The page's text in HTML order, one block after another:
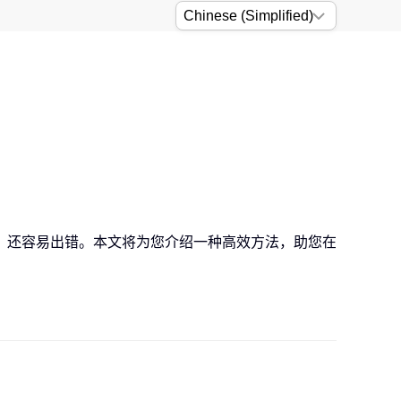
容易出错。本文将为您介绍一种高效方法，助您在